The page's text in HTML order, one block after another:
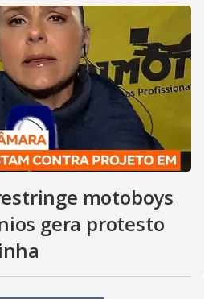
motoboys
gera protesto